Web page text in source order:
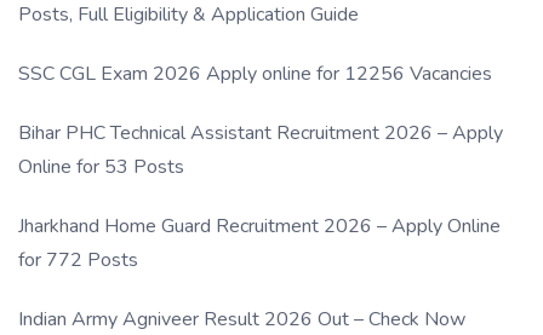
Posts, Full Eligibility & Application Guide
SSC CGL Exam 2026 Apply online for 12256 Vacancies
Bihar PHC Technical Assistant Recruitment 2026 – Apply
Online for 53 Posts
Jharkhand Home Guard Recruitment 2026 – Apply Online
for 772 Posts
Indian Army Agniveer Result 2026 Out – Check Now